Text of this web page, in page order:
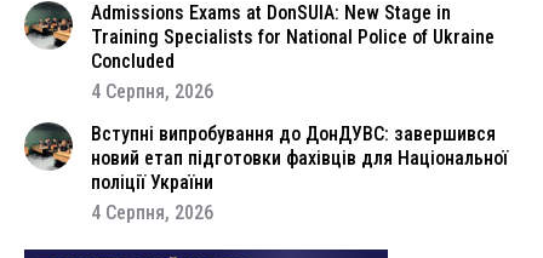
Admissions Exams at DonSUIA: New Stage in
Training Specialists for National Police of Ukraine
Concluded
4 Серпня, 2026
Вступні випробування до ДонДУВС: завершився
новий етап підготовки фахівців для Національної
поліції України
4 Серпня, 2026